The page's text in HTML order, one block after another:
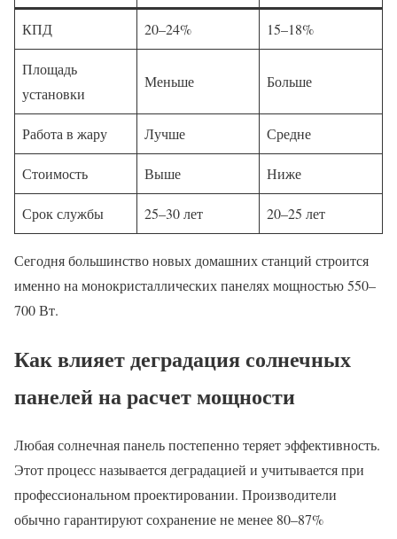
КПД 20–24% 15–18%
Площадь
установки
Меньше Больше
Работа в жару Лучше Средне
Стоимость Выше Ниже
Срок службы 25–30 лет 20–25 лет
Сегодня большинство новых домашних станций строится
именно на монокристаллических панелях мощностью 550–
700 Вт.
Как влияет деградация солнечных
панелей на расчет мощности
Любая солнечная панель постепенно теряет эффективность.
Этот процесс называется деградацией и учитывается при
профессиональном проектировании. Производители
обычно гарантируют сохранение не менее 80–87%